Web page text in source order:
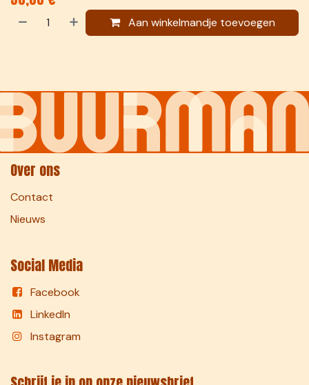
Aan winkelmandje toevoegen
Over ons
Contact
Nieuws
Social Media
Facebook
LinkedIn
Instagram